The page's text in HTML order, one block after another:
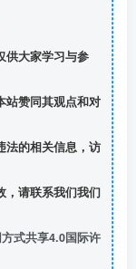
供大家学习与参
站赞同其观点和对
法的相关信息，访
，请联系我们我们
式共享4.0国际许